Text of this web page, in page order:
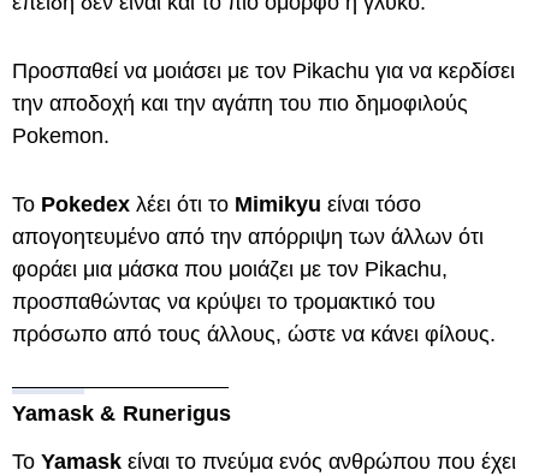
Προσπαθεί να μοιάσει με τον Pikachu για να κερδίσει
την αποδοχή και την αγάπη του πιο δημοφιλούς
Pokemon.
Το Pokedex λέει ότι το Mimikyu είναι τόσο
απογοητευμένο από την απόρριψη των άλλων ότι
φοράει μια μάσκα που μοιάζει με τον Pikachu,
προσπαθώντας να κρύψει το τρομακτικό του
πρόσωπο από τους άλλους, ώστε να κάνει φίλους.
Yamask & Runerigus
Το Yamask είναι το πνεύμα ενός ανθρώπου που έχει